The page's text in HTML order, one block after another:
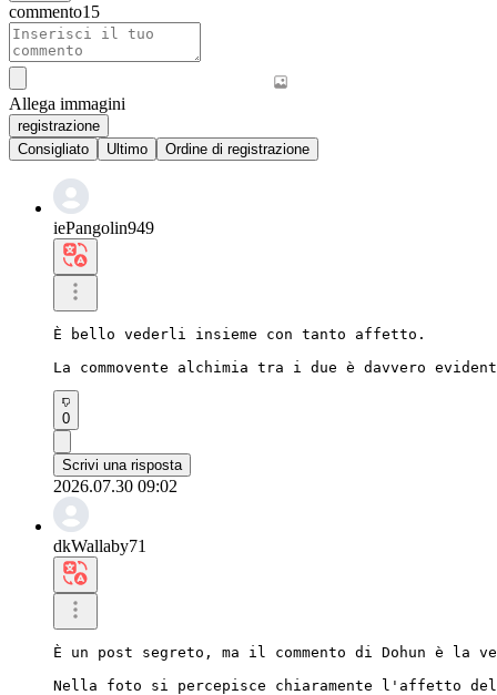
commento15
Allega immagini
registrazione
Consigliato
Ultimo Ordine di registrazione
iePangolin949
È bello vederli insieme con tanto affetto.
La commovente alchimia tra i due è davvero
0
Scrivi una risposta
2026.07.30 09:02
dkWallaby71
È un post segreto, ma il commento di Dohun è la
Nella foto si percepisce chiaramente l'affetto